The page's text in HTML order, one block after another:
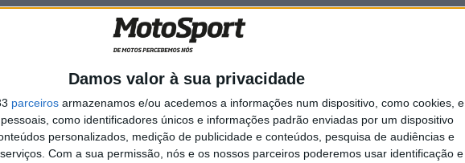
Damos valor à sua privacidade
parceiros armazenamos e/ou acedemos a informações num dispositivo, como cookies, e
como identificadores únicos e informações padrão enviadas por um dispositivo
personalizados, medição de publicidade e conteúdos, pesquisa de audiências e
Com a sua permissão, nós e os nossos parceiros poderemos usar identificação e
regressando os atletas à competição no
etapa